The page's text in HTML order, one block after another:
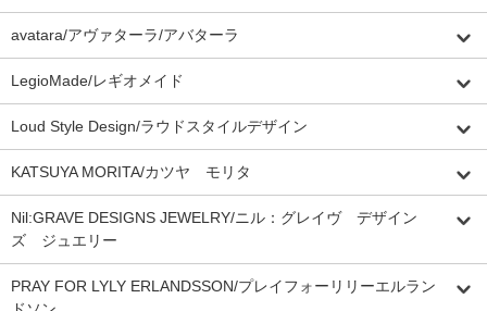
avatara/アヴァターラ/アバターラ
LegioMade/レギオメイド
Loud Style Design/ラウドスタイルデザイン
KATSUYA MORITA/カツヤ モリタ
Nil:GRAVE DESIGNS JEWELRY/ニル：グレイヴ デザイン
ズ ジュエリー
PRAY FOR LYLY ERLANDSSON/プレイフォーリリーエルラン